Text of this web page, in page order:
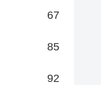
67
85
92